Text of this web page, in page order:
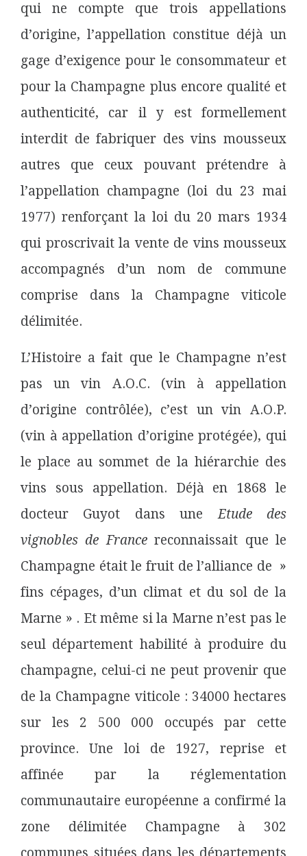
qui ne compte que trois appellations
d’origine, l’appellation constitue déjà un
gage d’exigence pour le consommateur et
pour la Champagne plus encore qualité et
authenticité, car il y est formellement
interdit de fabriquer des vins mousseux
autres que ceux pouvant prétendre à
l’appellation champagne (loi du 23 mai
1977) renforçant la loi du 20 mars 1934
qui proscrivait la vente de vins mousseux
accompagnés d’un nom de commune
comprise dans la Champagne viticole
délimitée.
L’Histoire a fait que le Champagne n’est
pas un vin A.O.C. (vin à appellation
d’origine contrôlée), c’est un vin A.O.P.
(vin à appellation d’origine protégée), qui
le place au sommet de la hiérarchie des
vins sous appellation. Déjà en 1868 le
docteur Guyot dans uneEtude des
vignobles de Francereconnaissait que le
Champagne était le fruit de l’alliance de »
fins cépages, d’un climat et du sol de la
Marne » . Et même si la Marne n’est pas le
seul département habilité à produire du
champagne, celui-ci ne peut provenir que
de la Champagne viticole : 34000 hectares
sur les 2 500 000 occupés par cette
province. Une loi de 1927, reprise et
affinée par la réglementation
communautaire européenne a confirmé la
zone délimitée Champagne à 302